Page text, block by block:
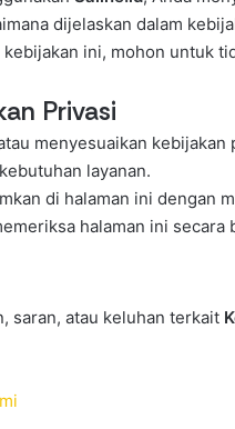
dijelaskan dalam
ini, mohon untuk
Privasi
menyesuaikan
layanan.
di halaman ini dengan
halaman ini secara
saran, atau keluhan terkait